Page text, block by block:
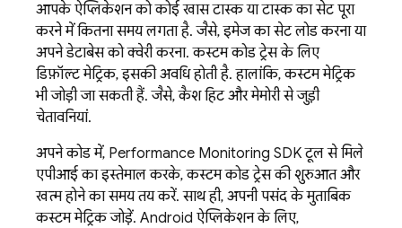
आपके ऐप्लिकेशन को कोई खास टास्क या टास्क का सेट पूरा
करने में कितना समय लगता है. जैसे, इमेज का सेट लोड करना या
अपने डेटाबेस को क्वेरी करना. कस्टम कोड ट्रेस के लिए
डिफ़ॉल्ट मेट्रिक, इसकी अवधि होती है. हालांकि, कस्टम मेट्रिक
भी जोड़ी जा सकती हैं. जैसे, कैश हिट और मेमोरी से जुड़ी
चेतावनियां.
अपने कोड में, Performance Monitoring SDK टूल से मिले
एपीआई का इस्तेमाल करके, कस्टम कोड ट्रेस की शुरुआत और
खत्म होने का समय तय करें. साथ ही, अपनी पसंद के मुताबिक
कस्टम मेट्रिक जोड़ें. Android ऐप्लिकेशन के लिए,